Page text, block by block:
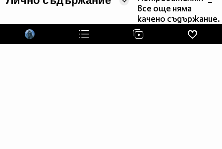
все още няма
качено съдържание.